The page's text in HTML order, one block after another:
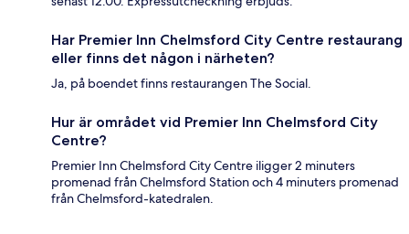
Har Premier Inn Chelmsford City Centre restaurang
eller finns det någon i närheten?
Ja, på boendet finns restaurangen The Social.
Hur är området vid Premier Inn Chelmsford City
Centre?
Premier Inn Chelmsford City Centre iligger 2 minuters
promenad från Chelmsford Station och 4 minuters promenad
från Chelmsford-katedralen.